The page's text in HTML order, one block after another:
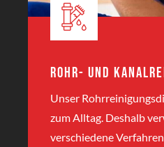
Rohr- und
Unser
zum Alltag. Deshalb
verschiedene